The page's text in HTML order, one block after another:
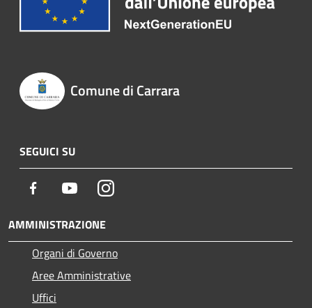
Comune di Carrara
SEGUICI SU
Facebook YoutubeInstagram
AMMINISTRAZIONE
Organi di Governo
Aree Amministrative
Uffici